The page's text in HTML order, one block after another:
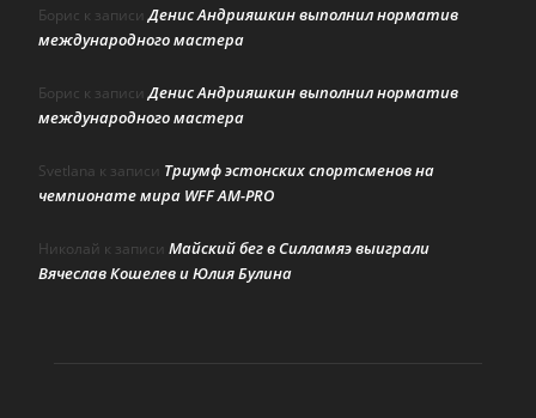
Борис к записиДенис Андрияшкин выполнил норматив
международного мастера
Борис к записиДенис Андрияшкин выполнил норматив
международного мастера
Svetlana к записи Триумф эстонских спортсменов на
чемпионате мира WFF AM-PRO
Николай к записи Майский бег в Силламяэ выиграли
Вячеслав Кошелев и Юлия Булина